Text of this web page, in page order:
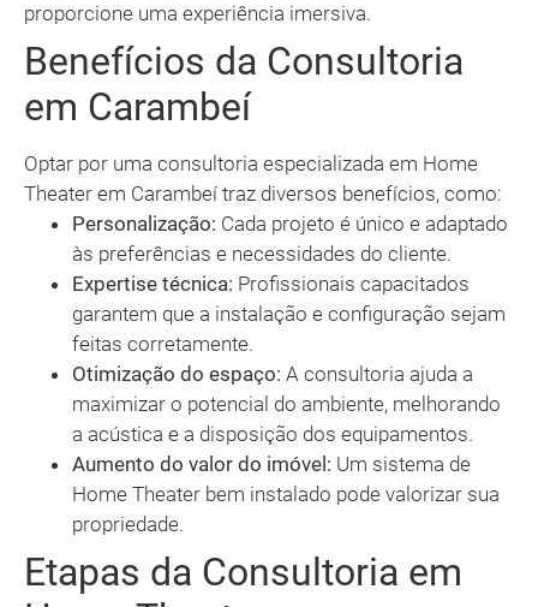
proporcione uma experiência imersiva.
Benefícios da Consultoria
em Carambeí
Optar por uma consultoria especializada em Home
Theater em Carambeí traz diversos benefícios, como:
Personalização: Cada projeto é único e adaptado
às preferências e necessidades do cliente.
Expertise técnica: Profissionais capacitados
garantem que a instalação e configuração sejam
feitas corretamente.
Otimização do espaço: A consultoria ajuda a
maximizar o potencial do ambiente, melhorando
a acústica e a disposição dos equipamentos.
Aumento do valor do imóvel: Um sistema de
Home Theater bem instalado pode valorizar sua
propriedade.
Etapas da Consultoria em